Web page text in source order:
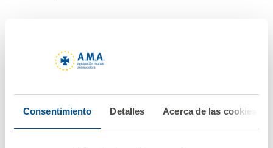
Consentimiento Detalles Acerca de las cookies
datos de carácter personal no relevante en redes
sociales y profesionales, blogs, cuentas de correo y
digital, la realización máxima de dos borrados anuales
de la huella digital y, en caso de fallecimiento, la
generación de un informe y diez borrados.